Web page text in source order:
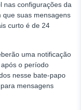
nas configurações da
que suas mensagens
curto é de 24
uma notificação
o período
nesse bate-papo
mensagens